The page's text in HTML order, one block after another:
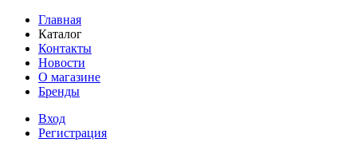
Главная
Каталог
Контакты
Новости
О магазине
Бренды
Вход
Регистрация